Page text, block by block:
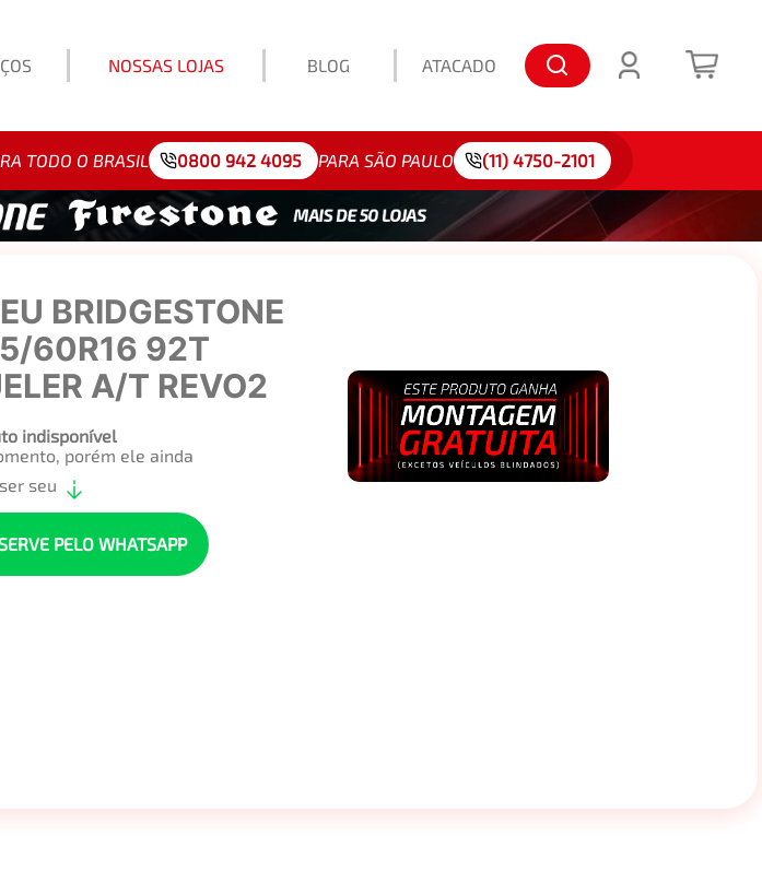
NOSSAS LOJAS BLOG ATACADO
Exemplo: 175/65R15
TODO O BRASIL 0800 942 4095 PARA SÃO PAULO (11) 4750-2101
BRIDGESTONE
60R16 92T
A/T REVO2
indisponível
porém ele ainda
seu
PELO WHATSAPP